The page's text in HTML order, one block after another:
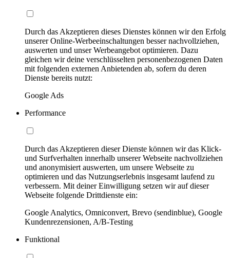
Durch das Akzeptieren dieses Dienstes können wir den Erfolg
unserer Online-Werbeeinschaltungen besser nachvollziehen,
auswerten und unser Werbeangebot optimieren. Dazu
gleichen wir deine verschlüsselten personenbezogenen Daten
mit folgenden externen Anbietenden ab, sofern du deren
Dienste bereits nutzt:
Google Ads
Performance
Durch das Akzeptieren dieser Dienste können wir das Klick-
und Surfverhalten innerhalb unserer Webseite nachvollziehen
und anonymisiert auswerten, um unsere Webseite zu
optimieren und das Nutzungserlebnis insgesamt laufend zu
verbessern. Mit deiner Einwilligung setzen wir auf dieser
Webseite folgende Drittdienste ein:
Google Analytics, Omniconvert, Brevo (sendinblue), Google
Kundenrezensionen, A/B-Testing
Funktional